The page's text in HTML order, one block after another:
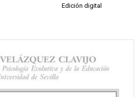
Edición digital